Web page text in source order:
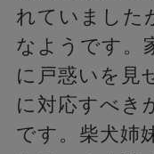
れていました
なようです。
に戸惑いを見
に対応すべき
です。柴犬姉